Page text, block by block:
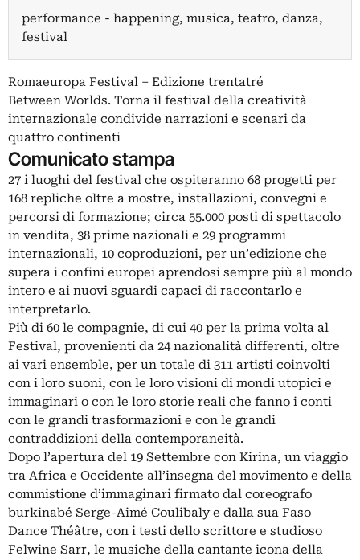
performance - happening, musica, teatro, danza,
festival
Romaeuropa Festival – Edizione trentatré
Between Worlds. Torna il festival della creatività
internazionale condivide narrazioni e scenari da
quattro continenti
Comunicato stampa
27 i luoghi del festival che ospiteranno 68 progetti per
168 repliche oltre a mostre, installazioni, convegni e
percorsi di formazione; circa 55.000 posti di spettacolo
in vendita, 38 prime nazionali e 29 programmi
internazionali, 10 coproduzioni, per un’edizione che
supera i confini europei aprendosi sempre più al mondo
intero e ai nuovi sguardi capaci di raccontarlo e
interpretarlo.
Più di 60 le compagnie, di cui 40 per la prima volta al
Festival, provenienti da 24 nazionalità differenti, oltre
ai vari ensemble, per un totale di 311 artisti coinvolti
con i loro suoni, con le loro visioni di mondi utopici e
immaginari o con le loro storie reali che fanno i conti
con le grandi trasformazioni e con le grandi
contraddizioni della contemporaneità.
Dopo l’apertura del 19 Settembre con Kirina, un viaggio
tra Africa e Occidente all’insegna del movimento e della
commistione d’immaginari firmato dal coreografo
burkinabé Serge-Aimé Coulibaly e dalla sua Faso
Dance Théâtre, con i testi dello scrittore e studioso
Felwine Sarr, le musiche della cantante icona della